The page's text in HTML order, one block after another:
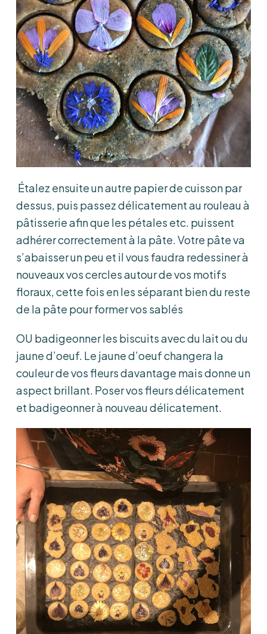
Étalez ensuite un autre papier de cuisson par
dessus, puis passez délicatement au rouleau à
pâtisserie afin que les pétales etc. puissent
adhérer correctement à la pâte. Votre pâte va
s’abaisser un peu et il vous faudra redessiner à
nouveaux vos cercles autour de vos motifs
floraux, cette fois en les séparant bien du reste
de la pâte pour former vos sablés
OU badigeonner les biscuits avec du lait ou du
jaune d’oeuf. Le jaune d’oeuf changera la
couleur de vos fleurs davantage mais donne un
aspect brillant. Poser vos fleurs délicatement
et badigeonner à nouveau délicatement.